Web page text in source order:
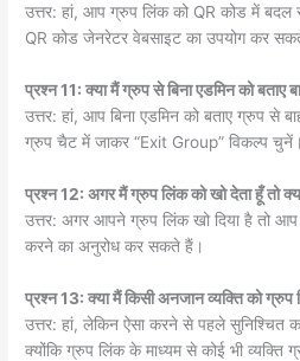
उत्तर: हां, आप ग्रुप लिंक को QR कोड में
QR कोड जेनरेटर वेबसाइट का उपयोग कर
प्रश्न 11: क्या मैं ग्रुप से बिना एडमिन को बताए
उत्तर: हां, आप बिना एडमिन को बताए ग्रुप से
ग्रुप चैट में जाकर “Exit Group” विकल्प चुनें।
प्रश्न 12: अगर मैं ग्रुप लिंक को खो देता हूँ तो
उत्तर: अगर आपने ग्रुप लिंक खो दिया है तो
करने का अनुरोध कर सकते हैं।
प्रश्न 13: क्या मैं किसी अनजान व्यक्ति को
उत्तर: हां, लेकिन ऐसा करने से पहले सुनिश्चित
क्योंकि ग्रुप लिंक के माध्यम से कोई भी व्यक्ति